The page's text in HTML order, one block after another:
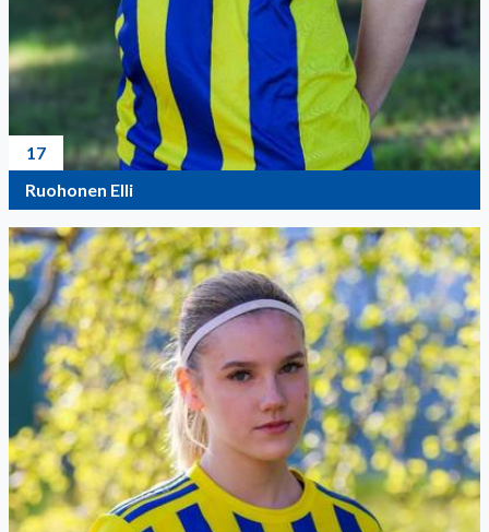
17
Ruohonen Elli